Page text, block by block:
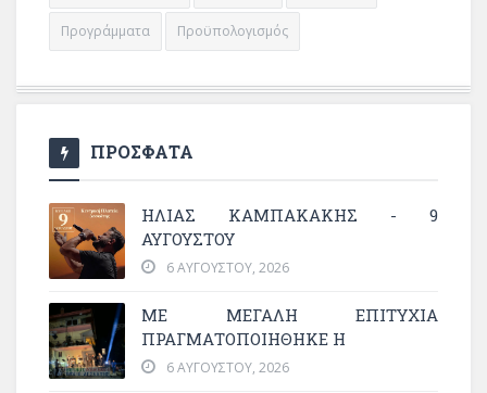
Προγράμματα Προϋπολογισμός
ΠΡΟΣΦΑΤΑ
ΗΛΙΑΣ ΚΑΜΠΑΚΑΚΗΣ - 9
ΑΥΓΟΥΣΤΟΥ
6 ΑΥΓΟΎΣΤΟΥ, 2026
ΜΕ ΜΕΓΆΛΗ ΕΠΙΤΥΧΊΑ
ΠΡΑΓΜΑΤΟΠΟΙΉΘΗΚΕ Η
6 ΑΥΓΟΎΣΤΟΥ, 2026